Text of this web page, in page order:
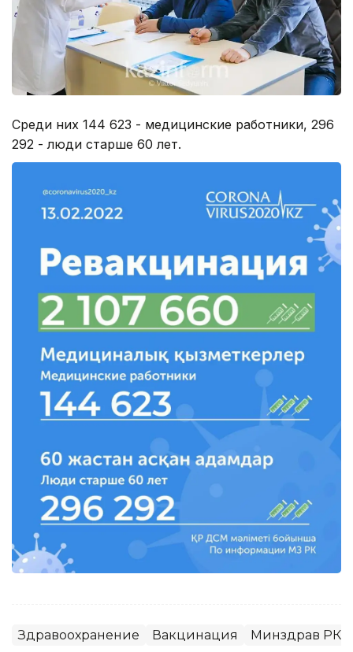
Среди них 144 623 - медицинские работники, 296
292 - люди старше 60 лет.
Здравоохранение Вакцинация Минздрав РК